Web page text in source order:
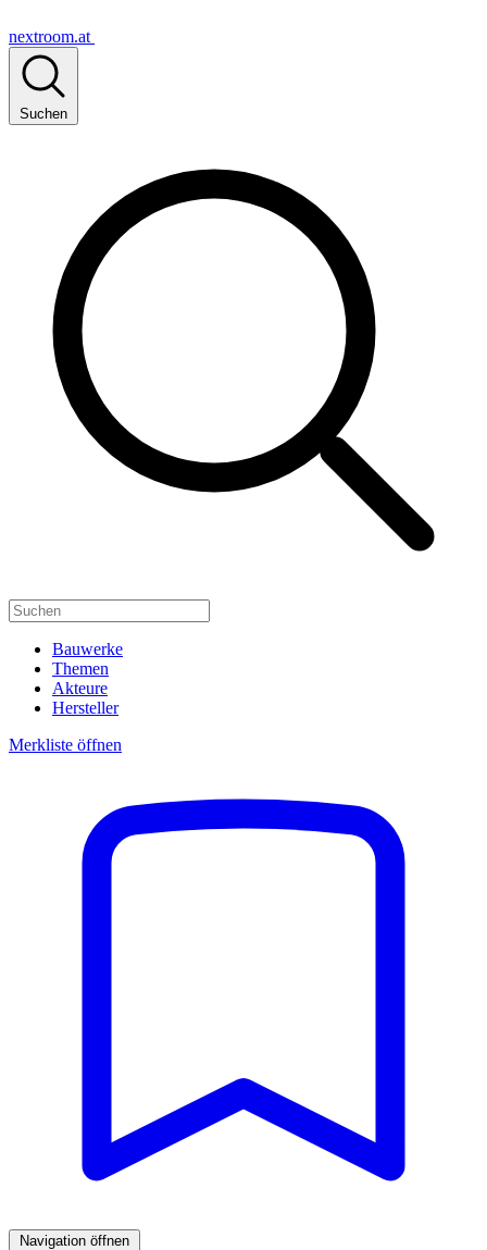
nextroom.at
Suchen
Bauwerke
Themen
Akteure
Hersteller
Merkliste öffnen
Navigation öffnen